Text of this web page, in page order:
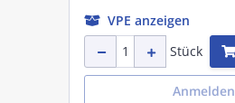
VPE anzeigen
Stück
Anmelden